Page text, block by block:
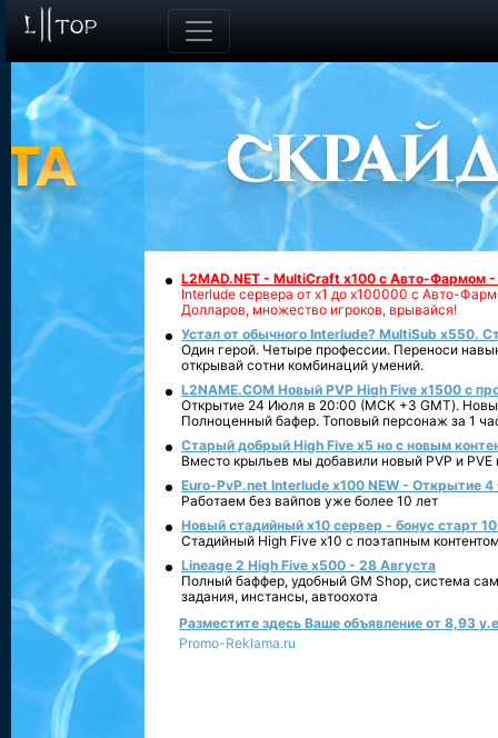
L2MAD.NET - MultiCraft x100 с Авто-Фармом
Interlude сервера от х1 до х100000 с Авто-
Долларов, множество игроков, врывайся!
Устал от обычного Interlude? MultiSub x550.
Один герой. Четыре профессии. Переноси
открывай сотни комбинаций умений.
L2NAME.COM Новый PVP High Five x1500 с
Открытие 24 Июля в 20:00 (МСК +3 GMT).
Полноценный бафер. Топовый персонаж за 1
Старый добрый High Five x5 но с новым
Вместо крыльев мы добавили новый PVP и PVE
Euro-PvP.net Interlude х100 NEW - Открытие 4
Работаем без вайпов уже более 10 лет
Новый стадийный х10 сервер - бонус старт
Стадийный High Five x10 с поэтапным
Lineage 2 High Five x500 - 28 Августа
Полный баффер, удобный GM Shop, система
задания, инстансы, автоохота
Разместите здесь Ваше объявление от 8,93
Promo-Reklama.ru